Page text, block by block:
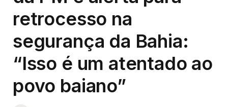
retrocesso na
segurança da Bahia:
“Isso é um atentado ao
povo baiano”